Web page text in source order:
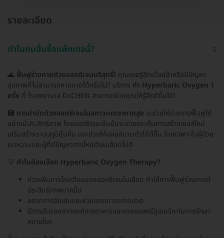
รายละเอียด
ทำไมคนอื่นซื้อแพ็กเกจนี้?
🌊 ฟื้นฟูร่างกายด้วยออกซิเจนบริสุทธิ์! คุณเคยรู้สึกเมื่อยล้าหรือมีปัญหา
สุขภาพที่ไม่สามารถหายขาดได้หรือไม่? บริการ ทำ Hyperbaric Oxygen 1
ครั้ง ที่ โรงพยาบาล Dr.CHEN สามารถช่วยคุณให้รู้สึกดีขึ้นได้!
🏥 การบำบัดด้วยออกซิเจนในสภาวะกดอากาศสูง จะช่วยให้ร่างกายฟื้นฟูได้
อย่างมีประสิทธิภาพ โดยออกซิเจนเข้มข้นจะช่วยกระตุ้นการสร้างเซลล์ใหม่
เสริมสร้างระบบภูมิคุ้มกัน และช่วยให้แผลสมานตัวได้ดีขึ้น โดยเฉพาะในผู้ป่วย
เบาหวานและผู้ที่มีปัญหาการไหลเวียนเลือดไม่ดี
💡 ทำไมต้องเลือก Hyperbaric Oxygen Therapy?
ช่วยเพิ่มการไหลเวียนของออกซิเจนในเลือด ทำให้การฟื้นฟูร่างกายมี
ประสิทธิภาพมากขึ้น
ลดอาการอักเสบและช่วยบรรเทาอาการปวด
มีการรับรองจากองค์การอาหารและยาของสหรัฐอเมริกาในการรักษา
หลายโรค